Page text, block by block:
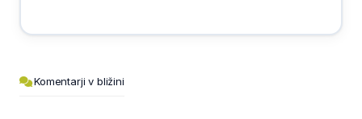
Komentarji v bližini